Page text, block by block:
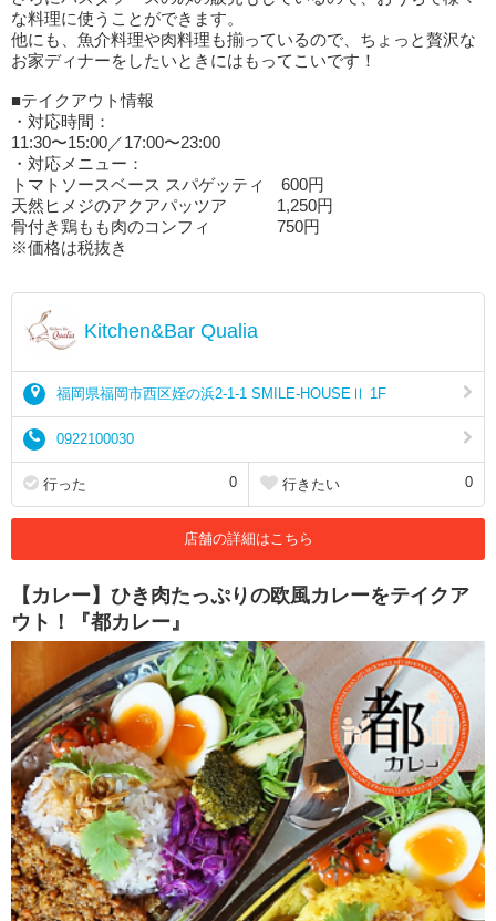
な料理に使うことができます。
他にも、魚介料理や肉料理も揃っているので、ちょっと贅沢な
お家ディナーをしたいときにはもってこいです！
■テイクアウト情報
・対応時間：
11:30〜15:00／17:00〜23:00
・対応メニュー：
トマトソースベース スパゲッティ 600円
天然ヒメジのアクアパッツア 1,250円
骨付き鶏もも肉のコンフィ 750円
※価格は税抜き
Kitchen&Bar Qualia
福岡県福岡市西区姪の浜2-1-1 SMILE-HOUSEⅡ 1F
0922100030
行った 0 行きたい 0
店舗の詳細はこちら
【カレー】ひき肉たっぷりの欧風カレーをテイクア
ウト！『都カレー』